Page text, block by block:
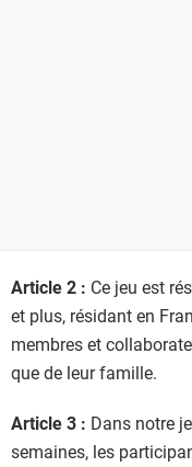
Article 2 : Ce jeu est
et plus, résidant en
membres et
que de leur famille.
Article 3 : Dans notre
semaines, les